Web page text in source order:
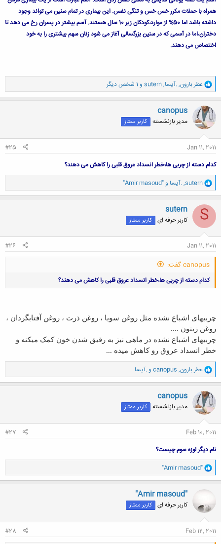
همراه‌ با حملات‌ مکرر خس ‌خس‌ و تنگی‌ نفس‌. این‌ بیماری‌ در تمام‌ سنین‌ می ‌تواند وجود
داشته‌ باشد اما 50% از موارد،کودکان‌ زیر 10 سال‌ هستند. آسم‌ بیشتر در پسران‌ رخ‌ می ‌دهد تا
دختران‌،اما در آسمی‌ که‌ در سنین‌ بزرگسالی‌ آغاز می ‌شود زنان‌ سهم‌ بیشتری‌ را به‌ خود
اختصاص‌ می‌ دهند.
و
ا
ک
ن
ش
ه
ا
عطر بارون,.آیسا,
sutern و 1 شخص دیگر
canopus
مدیر بازنشسته کاربر ممتاز
Jan 11, 2011
#25
کدام دسته از چربی ها،خطر انسداد عروق قلبی را کاهش می دهند؟
و
ا
ک
ن
ش
ه
ا
sutern
,.آیسا و "Amir masoud"
S
sutern
کاربر حرفه ای کاربر ممتاز
Jan 11, 2011
#26
canopus گفت:
کدام دسته از چربی ها،خطر انسداد عروق قلبی را کاهش می دهند؟
چربیهای اشباع نشده مثل روغن سویا ، روغن ذرت ، روغن آفتابگردان ،
روغن زیتون ....
چربیهای اشباع نشده در ماهی نیز به رقیق شدن خون کمک میکنه و
خطر انسداد عروق رو کاهش میده ...
و
ا
ک
ن
ش
ه
ا
عطر بارون,
canopus و .آیسا
canopus
مدیر بازنشسته کاربر ممتاز
Feb 10, 2011
#27
نام دیگر لوزه سوم چیست؟
و
ا
ک
ن
ه
ا
"Amir masoud"
"Amir masoud"
کاربر حرفه ای کاربر ممتاز
Feb 12, 2011
#28